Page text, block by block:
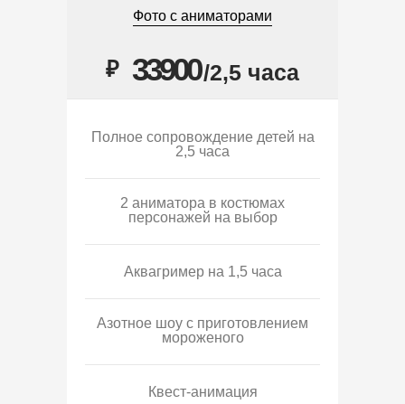
Фото с аниматорами
₽ 33900/2,5 часа
Полное сопровождение детей на
2,5 часа
2 аниматора в костюмах
персонажей на выбор
Аквагример на 1,5 часа
Азотное шоу с приготовлением
мороженого
Квест-анимация